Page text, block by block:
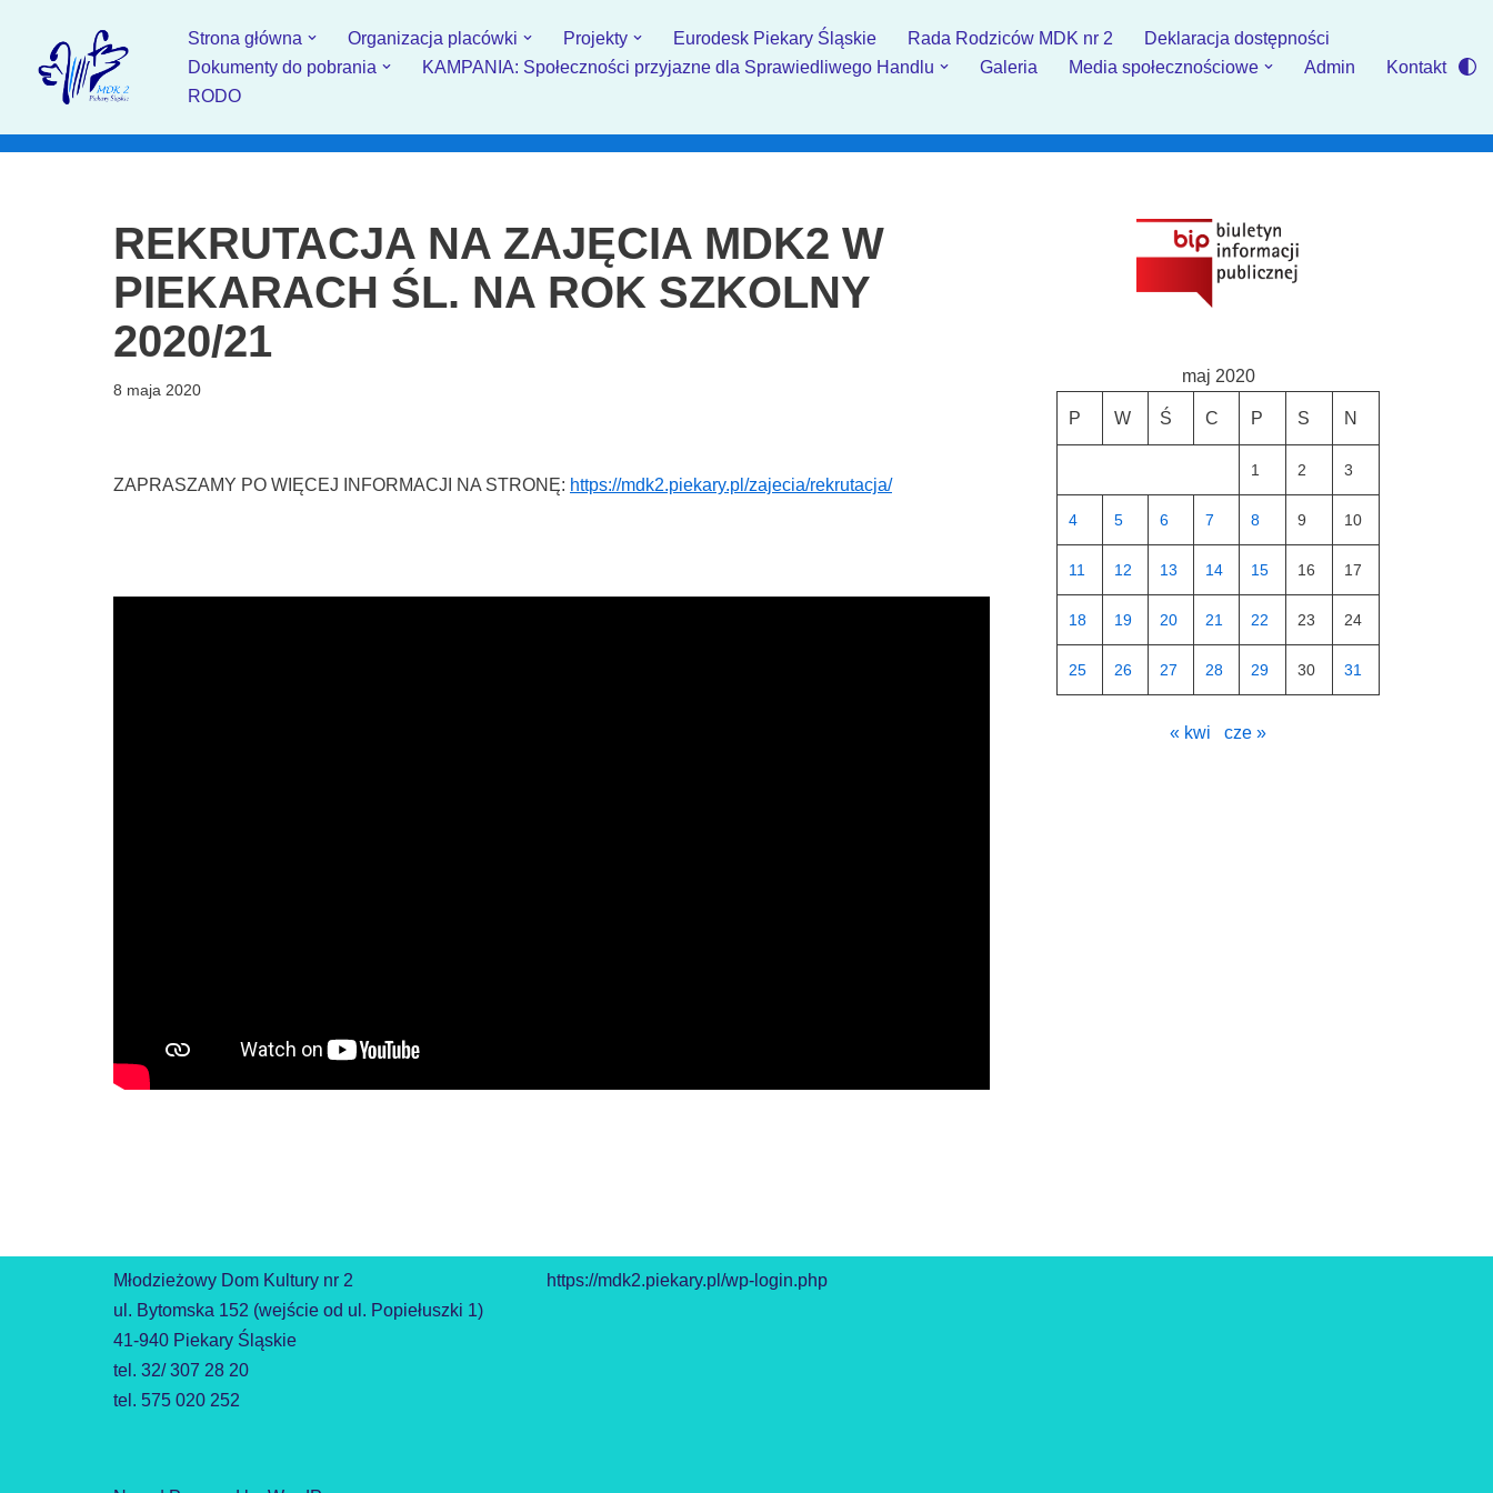
Przejdź
Strona główna Organizacja placówki Projekty Eurodesk Piekary Śląskie Rada Rodziców MDK nr 2
Deklaracja dostępności
Dokumenty do pobrania
KAMPANIA: Społeczności przyjazne dla Sprawiedliwego Handlu Galeria Media społecznościowe Admin
Kontakt
RODO
REKRUTACJA NA ZAJĘCIA MDK2 W
PIEKARACH ŚL. NA ROK SZKOLNY
2020/21
8 maja 2020
ZAPRASZAMY PO WIĘCEJ INFORMACJI NA STRONĘ: https://mdk2.piekary.pl/zajecia/rekrutacja/
maj 2020
P W Ś C P S N
1 2 3
4 5 6 7 8 9 10
11 12 13 14 15 16 17
18 19 20 21 22 23 24
25 26 27 28 29 30 31
« kwi cze »
Młodzieżowy Dom Kultury nr 2
ul. Bytomska 152 (wejście od ul. Popiełuszki 1)
41-940 Piekary Śląskie
tel. 32/ 307 28 20
tel. 575 020 252
https://mdk2.piekary.pl/wp-login.php